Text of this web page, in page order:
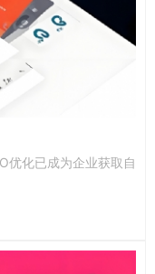
优化已成为企业获取自